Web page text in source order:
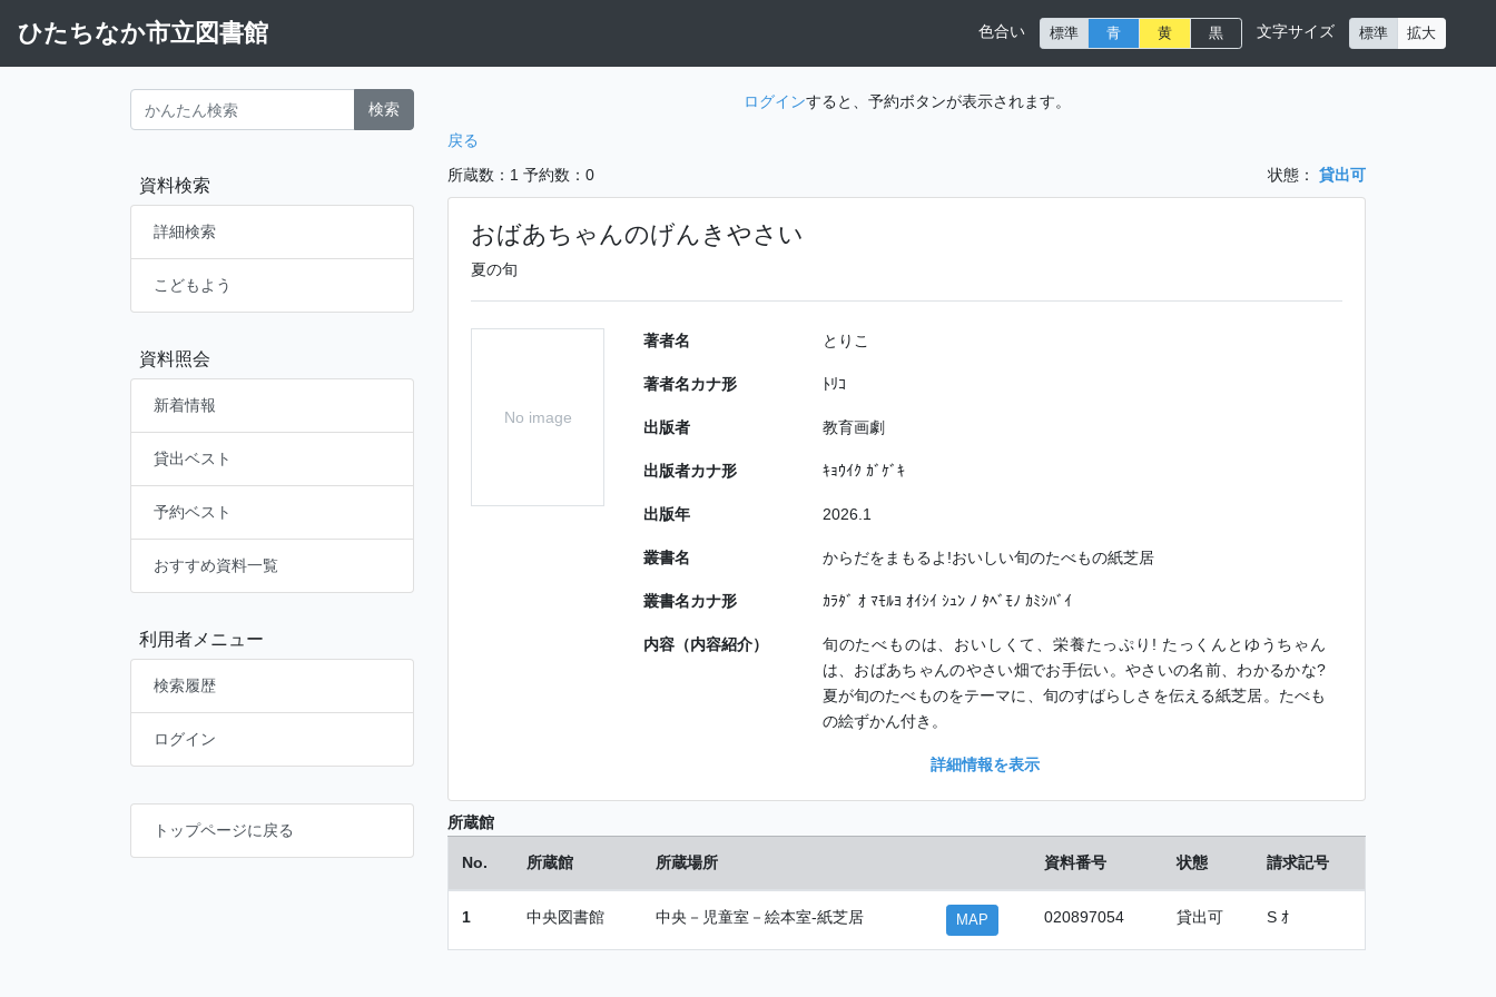
ひたちなか市立図書館 色合い 標準 青 黄 黒 文字サイズ 標準 拡大
検索
資料検索
詳細検索
こどもよう
資料照会
新着情報
貸出ベスト
予約ベスト
おすすめ資料一覧
利用者メニュー
検索履歴
ログイン
トップページに戻る
ログインすると、予約ボタンが表示されます。
戻る
所蔵数：1 予約数：0 状態： 貸出可
おばあちゃんのげんきやさい
夏の旬
No image
著者名 とりこ
著者名カナ形 ﾄﾘｺ
出版者 教育画劇
出版者カナ形 ｷｮｳｲｸ ｶﾞｹﾞｷ
出版年 2026.1
叢書名 からだをまもるよ!おいしい旬のたべもの紙芝居
叢書名カナ形 ｶﾗﾀﾞ ｵ ﾏﾓﾙﾖ ｵｲｼｲ ｼｭﾝ ﾉ ﾀﾍﾞﾓﾉ ｶﾐｼﾊﾞｲ
内容（内容紹介）
旬のたべものは、おいしくて、栄養たっぷり! たっくんとゆうちゃん
は、おばあちゃんのやさい畑でお手伝い。やさいの名前、わかるかな?
夏が旬のたべものをテーマに、旬のすばらしさを伝える紙芝居。たべも
の絵ずかん付き。
詳細情報を表示
所蔵館
No. 所蔵館 所蔵場所 資料番号 状態 請求記号
1 中央図書館 中央－児童室－絵本室-紙芝居 MAP 020897054 貸出可 S ｵ